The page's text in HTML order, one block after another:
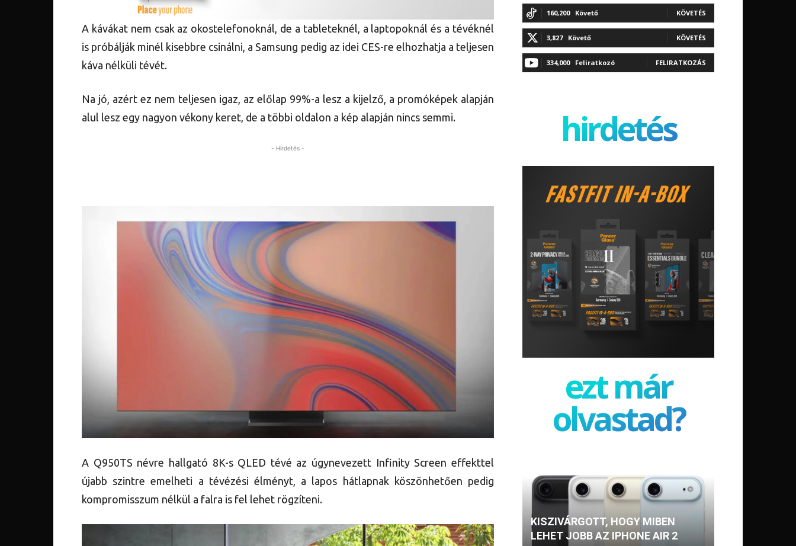
A kávákat nem csak az okostelefonoknál, de a tableteknél, a laptopoknál és a tévéknél
is próbálják minél kisebbre csinálni, a Samsung pedig az idei CES-re elhozhatja a teljesen
káva nélküli tévét.
Na jó, azért ez nem teljesen igaz, az előlap 99%-a lesz a kijelző, a promóképek alapján
alul lesz egy nagyon vékony keret, de a többi oldalon a kép alapján nincs semmi.
- Hirdetés -
A Q950TS névre hallgató 8K-s QLED tévé az úgynevezett Infinity Screen effekttel
újabb szintre emelheti a tévézési élményt, a lapos hátlapnak köszönhetően pedig
kompromisszum nélkül a falra is fel lehet rögzíteni.
160,200 Követő KÖVETÉS
3,827 Követő KÖVETÉS
334,000 Feliratkozó FELIRATKOZÁS
hirdetés
ezt már
olvastad?
KISZIVÁRGOTT, HOGY MIBEN
LEHET JOBB AZ IPHONE AIR 2